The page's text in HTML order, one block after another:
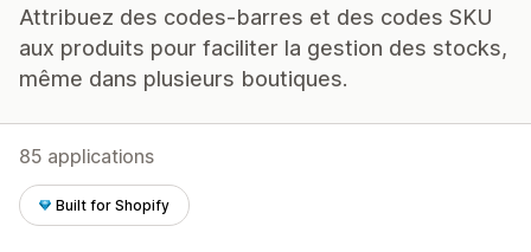
Attribuez des codes-barres et des codes SKU
aux produits pour faciliter la gestion des stocks,
même dans plusieurs boutiques.
85 applications
Built for Shopify